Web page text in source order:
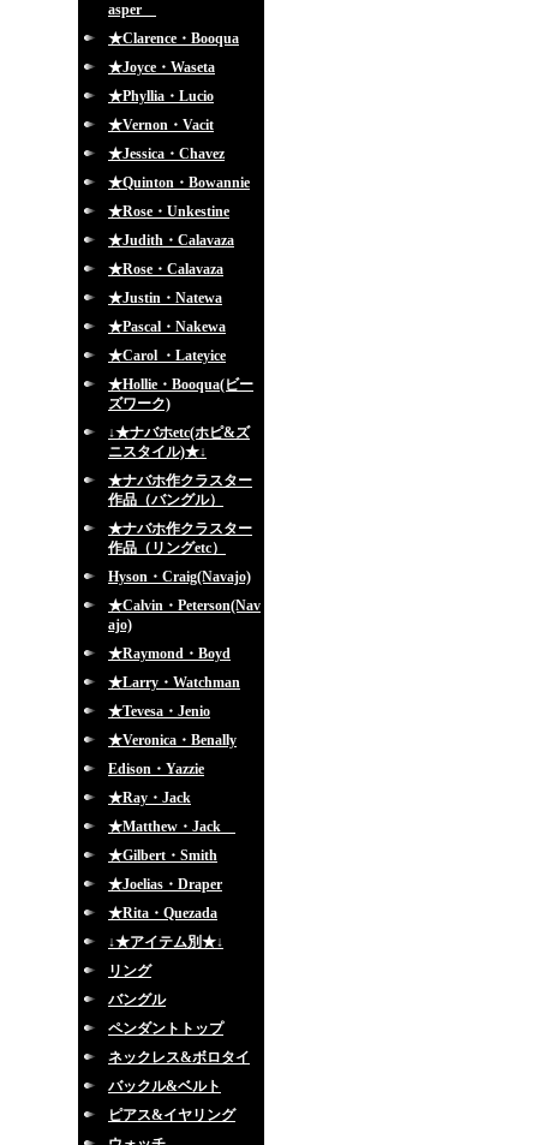
asper
★Clarence・Booqua
★Joyce・Waseta
★Phyllia・Lucio
★Vernon・Vacit
★Jessica・Chavez
★Quinton・Bowannie
★Rose・Unkestine
★Judith・Calavaza
★Rose・Calavaza
★Justin・Natewa
★Pascal・Nakewa
★Carol ・Lateyice
★Hollie・Booqua(ビー
ズワーク)
↓★ナバホetc(ホピ&ズ
ニスタイル)★↓
★ナバホ作クラスター
作品（バングル）
★ナバホ作クラスター
作品（リングetc）
Hyson・Craig(Navajo)
★Calvin・Peterson(Nav
ajo)
★Raymond・Boyd
★Larry・Watchman
★Tevesa・Jenio
★Veronica・Benally
Edison・Yazzie
★Ray・Jack
★Matthew・Jack
★Gilbert・Smith
★Joelias・Draper
★Rita・Quezada
↓★アイテム別★↓
リング
バングル
ペンダントトップ
ネックレス&ボロタイ
バックル&ベルト
ピアス&イヤリング